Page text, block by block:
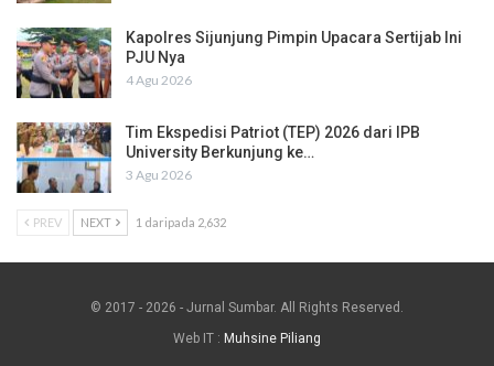
Kapolres Sijunjung Pimpin Upacara Sertijab Ini
PJU Nya
4 Agu 2026
Tim Ekspedisi Patriot (TEP) 2026 dari IPB
University Berkunjung ke…
3 Agu 2026
PREV NEXT 1 daripada 2,632
© 2017 - 2026 - Jurnal Sumbar. All Rights Reserved.
Web IT : Muhsine Piliang